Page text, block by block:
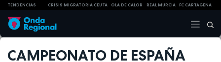
TENDENCIAS CRISIS MIGRATORIA CEUTA OLA DE CALOR REAL MURCIA FC CARTAGENA
CAMPEONATO DE ESPAÑA